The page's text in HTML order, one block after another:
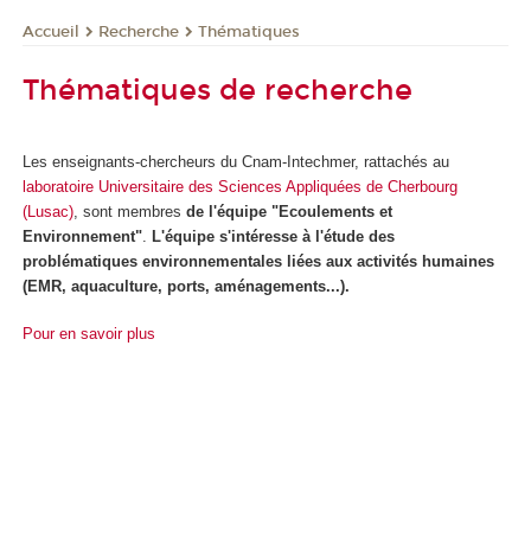
Accueil Recherche Thématiques
Thématiques de recherche
Les enseignants-chercheurs du Cnam-Intechmer, rattachés au
laboratoire Universitaire des Sciences Appliquées de Cherbourg
(Lusac) , sont membres de l'équipe "Ecoulements et
Environnement" L'équipe s'intéresse à l'étude des
problématiques environnementales liées aux activités humaines
(EMR, aquaculture, ports, aménagements...).
Pour en savoir plus